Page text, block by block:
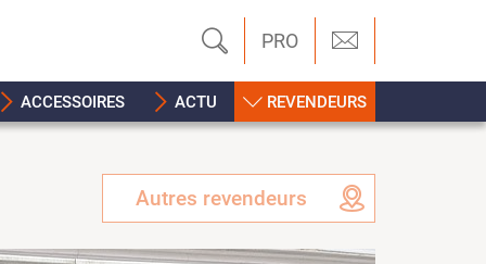
PRO
ACCESSOIRES ACTU REVENDEURS
Autres revendeurs